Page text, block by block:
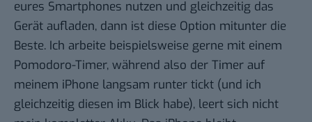
eures Smartphones nutzen und gleichzeitig das
Gerät aufladen, dann ist diese Option mitunter die
Beste. Ich arbeite beispielsweise gerne mit einem
Pomodoro-Timer, während also der Timer auf
meinem iPhone langsam runter tickt (und ich
gleichzeitig diesen im Blick habe), leert sich nicht